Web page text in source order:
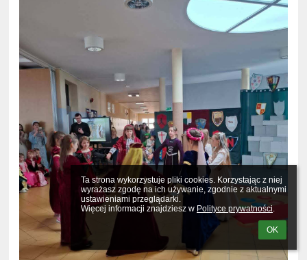
Ta strona wykorzystuje pliki cookies. Korzystając z niej
wyrażasz zgodę na ich używanie, zgodnie z aktualnymi
ustawieniami przeglądarki.
Więcej informacji znajdziesz w Polityce prywatności.
OK